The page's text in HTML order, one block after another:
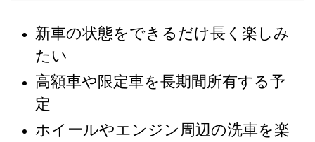
新車の状態をできるだけ長く楽しみ
たい
高額車や限定車を長期間所有する予
定
ホイールやエンジン周辺の洗車を楽